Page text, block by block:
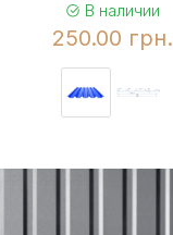
В наличии
250.00 грн.